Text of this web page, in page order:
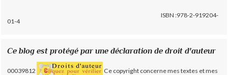
ISBN :978-2-919204-
01-4
Ce blog est protégé par une déclaration de droit d'auteur
00039812
Ce copyright concerne mes textes et mes